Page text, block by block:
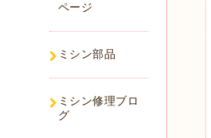
ページ
ミシン部品
ミシン修理ブロ
グ